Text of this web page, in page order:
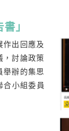
」
作出回應及
，討論政策
舉辦的集思
小組委員